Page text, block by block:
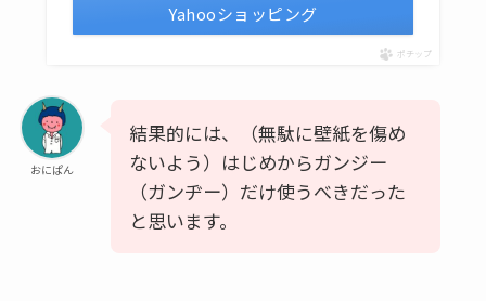
Yahooショッピング
ポチップ
おにぱん
結果的には、（無駄に壁紙を傷め
ないよう）はじめからガンジー
（ガンヂー）だけ使うべきだった
と思います。